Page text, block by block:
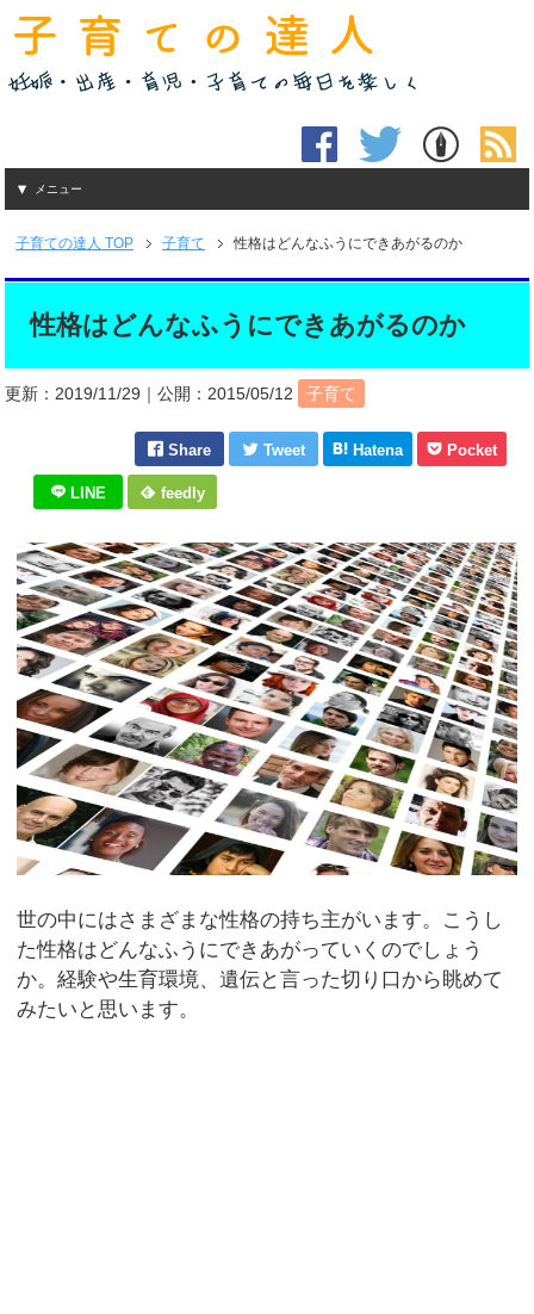
メニュー
子育ての達人 TOP 子育て 性格はどんなふうにできあがるのか
性格はどんなふうにできあがるのか
更新：2019/11/29 ｜公開：2015/05/12 子育て
Share Tweet Hatena Pocket
LINE feedly
世の中にはさまざまな性格の持ち主がいます。こうし
た性格はどんなふうにできあがっていくのでしょう
か。経験や生育環境、遺伝と言った切り口から眺めて
みたいと思います。